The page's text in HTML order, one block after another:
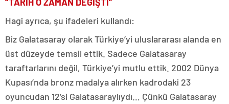
Hagi ayrıca, şu ifadeleri kullandı:
Biz Galatasaray olarak Türkiye’yi uluslararası alanda en
üst düzeyde temsil ettik. Sadece Galatasaray
taraftarlarını değil, Türkiye’yi mutlu ettik. 2002 Dünya
Kupası’nda bronz madalya alırken kadrodaki 23
oyuncudan 12’si Galatasaraylıydı… Çünkü Galatasaray